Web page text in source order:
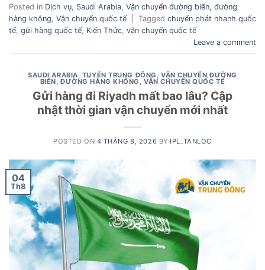
Posted in Dịch vụ, Saudi Arabia, Vận chuyển đường biển, đường
hàng không, Vận chuyển quốc tế Tagged chuyển phát nhanh quốc
tế, gửi hàng quốc tế, Kiến Thức, vận chuyển quốc tế
Leave a comment
SAUDI ARABIA, TUYẾN TRUNG ĐÔNG , VẬN CHUYỂN ĐƯỜNG
BIỂN, ĐƯỜNG HÀNG KHÔNG ,VẬN CHUYỂN QUỐC TẾ
Gửi hàng đi Riyadh mất bao lâu? Cập
nhật thời gian vận chuyển mới nhất
POSTED ON 4 THÁNG 8, 2026 BY IPL_TANLOC
04
Th8